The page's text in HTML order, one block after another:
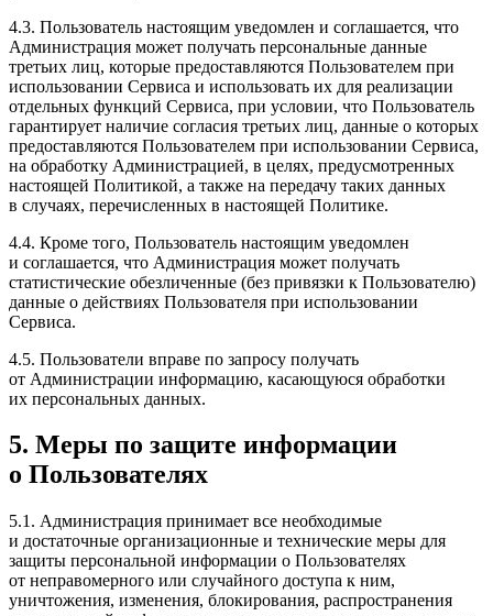
4.3. Пользователь настоящим уведомлен и соглашается, что
Администрация может получать персональные данные
третьих лиц, которые предоставляются Пользователем при
использовании Сервиса и использовать их для реализации
отдельных функций Сервиса, при условии, что Пользователь
гарантирует наличие согласия третьих лиц, данные о которых
предоставляются Пользователем при использовании Сервиса,
на обработку Администрацией, в целях, предусмотренных
настоящей Политикой, а также на передачу таких данных
в случаях, перечисленных в настоящей Политике.
4.4. Кроме того, Пользователь настоящим уведомлен
и соглашается, что Администрация может получать
статистические обезличенные (без привязки к Пользователю)
данные о действиях Пользователя при использовании
Сервиса.
4.5. Пользователи вправе по запросу получать
от Администрации информацию, касающуюся обработки
их персональных данных.
5. Меры по защите информации
о Пользователях
5.1. Администрация принимает все необходимые
и достаточные организационные и технические меры для
защиты персональной информации о Пользователях
от неправомерного или случайного доступа к ним,
уничтожения, изменения, блокирования, распространения